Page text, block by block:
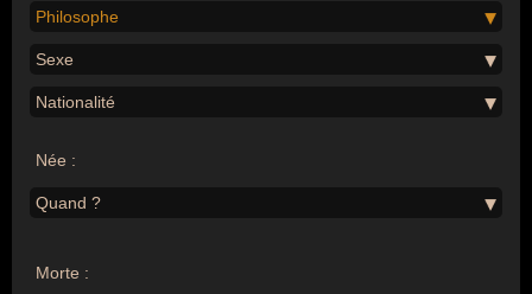
Philosophe
Sexe
Nationalité
Née :
Quand ?
Morte :